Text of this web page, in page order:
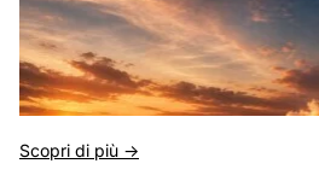
Scopri di più ->